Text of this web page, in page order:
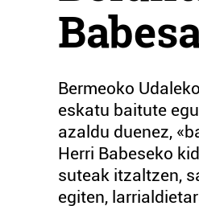
Bermeoko
eskatu baitute
azaldu duenez,
Herri Babeseko
suteak itzaltzen,
egiten,